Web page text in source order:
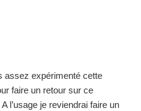
assez expérimenté cette
faire un retour sur ce
l’usage je reviendrai faire un